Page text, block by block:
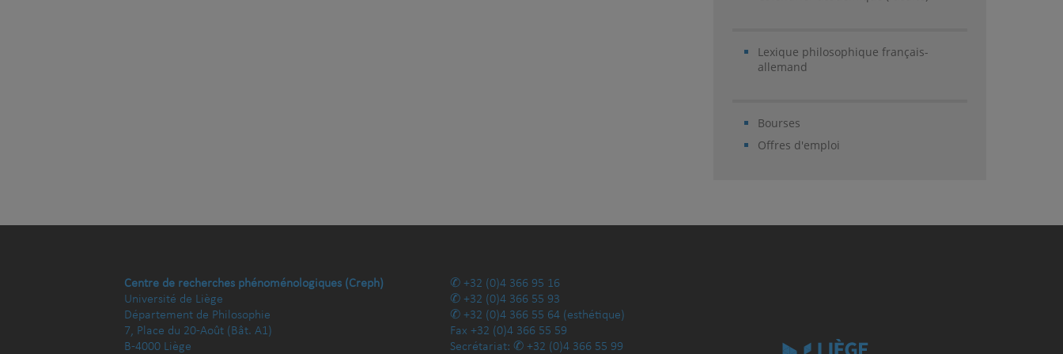
Lexique philosophique français-
allemand
Bourses
Offres d'emploi
Centre de recherches phénoménologiques (Creph)
Université de Liège
Département de Philosophie
7, Place du 20-Août (Bât. A1)
B-4000 Liège
+32 (0)4 366 95 16
+32 (0)4 366 55 93
+32 (0)4 366 55 64 (esthétique)
Fax +32 (0)4 366 55 59
Secrétariat:
+32 (0)4 366 55 99